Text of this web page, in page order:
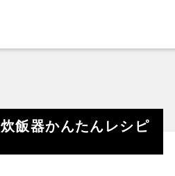
炊飯器かんたんレシピ